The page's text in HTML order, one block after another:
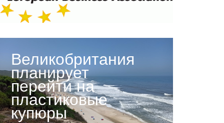
Великобритания
планирует
перейти на
пластиковые
купюры